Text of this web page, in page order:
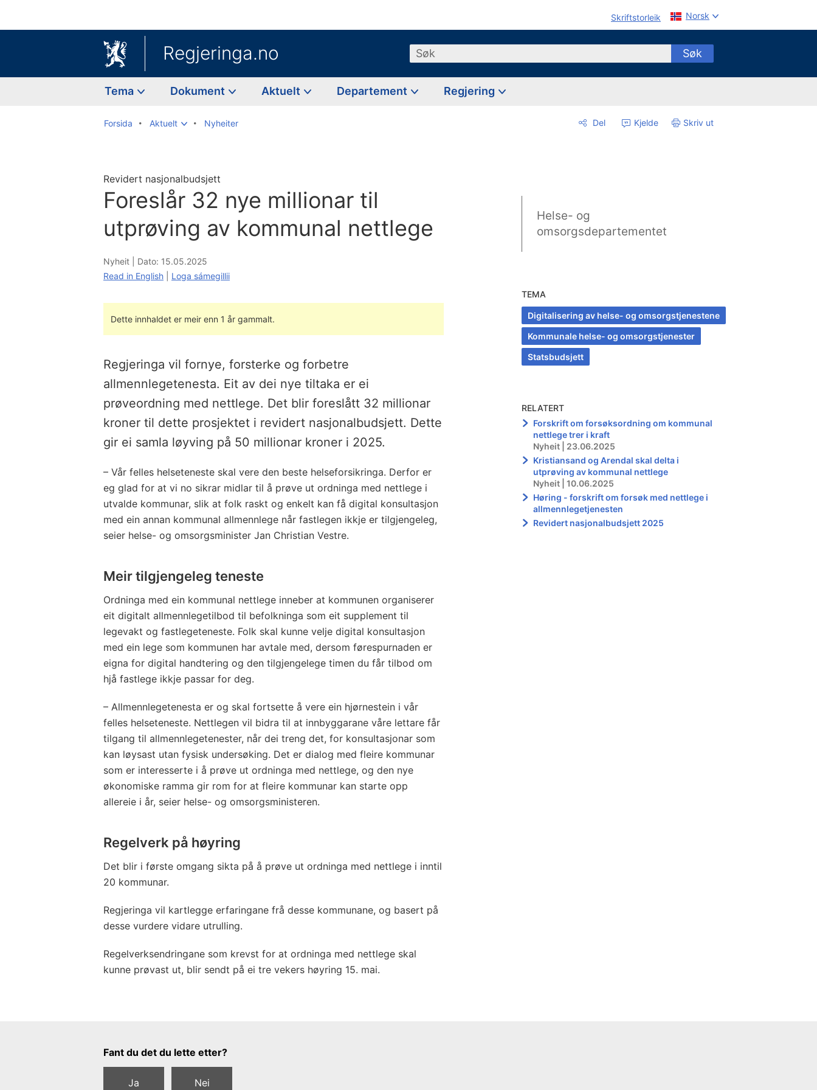
Skriftstorleik Norsk
Regjeringa.no Søk Søk
Tema Dokument Aktuelt Departement Regjering
Forsida Aktuelt Nyheiter Del Kjelde Skriv ut
Revidert nasjonalbudsjett
Foreslår 32 nye millionar til
utprøving av kommunal nettlege
Nyheit | Dato: 15.05.2025
Read in English
Loga sámegillii
Dette innhaldet er meir enn 1 år gammalt.
Regjeringa vil fornye, forsterke og forbetre
allmennlegetenesta. Eit av dei nye tiltaka er ei
prøveordning med nettlege. Det blir foreslått 32 millionar
kroner til dette prosjektet i revidert nasjonalbudsjett. Dette
gir ei samla løyving på 50 millionar kroner i 2025.
– Vår felles helseteneste skal vere den beste helseforsikringa. Derfor er
eg glad for at vi no sikrar midlar til å prøve ut ordninga med nettlege i
utvalde kommunar, slik at folk raskt og enkelt kan få digital konsultasjon
med ein annan kommunal allmennlege når fastlegen ikkje er tilgjengeleg,
seier helse- og omsorgsminister Jan Christian Vestre.
Meir tilgjengeleg teneste
Ordninga med ein kommunal nettlege inneber at kommunen organiserer
eit digitalt allmennlegetilbod til befolkninga som eit supplement til
legevakt og fastlegeteneste. Folk skal kunne velje digital konsultasjon
med ein lege som kommunen har avtale med, dersom førespurnaden er
eigna for digital handtering og den tilgjengelege timen du får tilbod om
hjå fastlege ikkje passar for deg.
– Allmennlegetenesta er og skal fortsette å vere ein hjørnestein i vår
felles helseteneste. Nettlegen vil bidra til at innbyggarane våre lettare får
tilgang til allmennlegetenester, når dei treng det, for konsultasjonar som
kan løysast utan fysisk undersøking. Det er dialog med fleire kommunar
som er interesserte i å prøve ut ordninga med nettlege, og den nye
økonomiske ramma gir rom for at fleire kommunar kan starte opp
allereie i år, seier helse- og omsorgsministeren.
Regelverk på høyring
Det blir i første omgang sikta på å prøve ut ordninga med nettlege i inntil
20 kommunar.
Regjeringa vil kartlegge erfaringane frå desse kommunane, og basert på
desse vurdere vidare utrulling.
Regelverksendringane som krevst for at ordninga med nettlege skal
kunne prøvast ut, blir sendt på ei tre vekers høyring 15. mai.
Helse- og
omsorgsdepartementet
TEMA
Digitalisering av helse- og omsorgstjenestene
Kommunale helse- og omsorgstjenester
Statsbudsjett
RELATERT
Forskrift om forsøksordning om kommunal
nettlege trer i kraft
Nyheit | 23.06.2025
Kristiansand og Arendal skal delta i
utprøving av kommunal nettlege
Nyheit | 10.06.2025
Høring - forskrift om forsøk med nettlege i
allmennlegetjenesten
Revidert nasjonalbudsjett 2025
Tilbakemeldingsskjema
Fant du det du lette etter?
Ja Nei